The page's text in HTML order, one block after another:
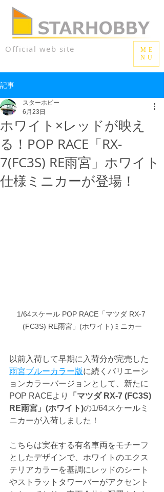
ME
NU
Official web site
記事
ホワイト×レッドが映え
る！POP RACE「RX-
7(FC3S) RE雨宮」ホワイト
仕様ミニカーが登場！
スターホビー
6月23日
1/64スケール POP RACE「マツダ RX-7
(FC3S) RE雨宮」(ホワイト)ミニカー
以前入荷して早期に入荷分が完売した
雨宮ブルーカラー版に続くバリエーシ
ョンカラーバージョンとして、新たに
POP RACEより
「マツダ RX-7 (FC3S)
RE雨宮」(ホワイト)の1/64スケールミ
ニカーが入荷しました！
こちらは実在する有名車両をモチーフ
としたデザインで、ホワイトのエクス
テリアカラーを基調にレッドのシート
やストラットタワーバーがアクセント